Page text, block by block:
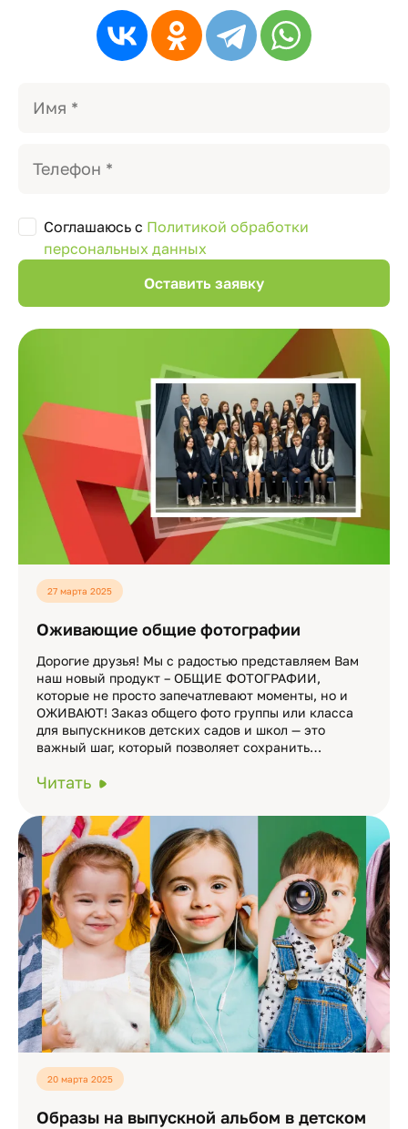
Соглашаюсь с Политикой обработки
персональных данных
27 марта 2025
Оживающие общие фотографии
Дорогие друзья! Мы с радостью представляем Вам
наш новый продукт – ОБЩИЕ ФОТОГРАФИИ,
которые не просто запечатлевают моменты, но и
ОЖИВАЮТ! Заказ общего фото группы или класса
для выпускников детских садов и школ — это
важный шаг, который позволяет сохранить…
Читать
20 марта 2025
Образы на выпускной альбом в детском